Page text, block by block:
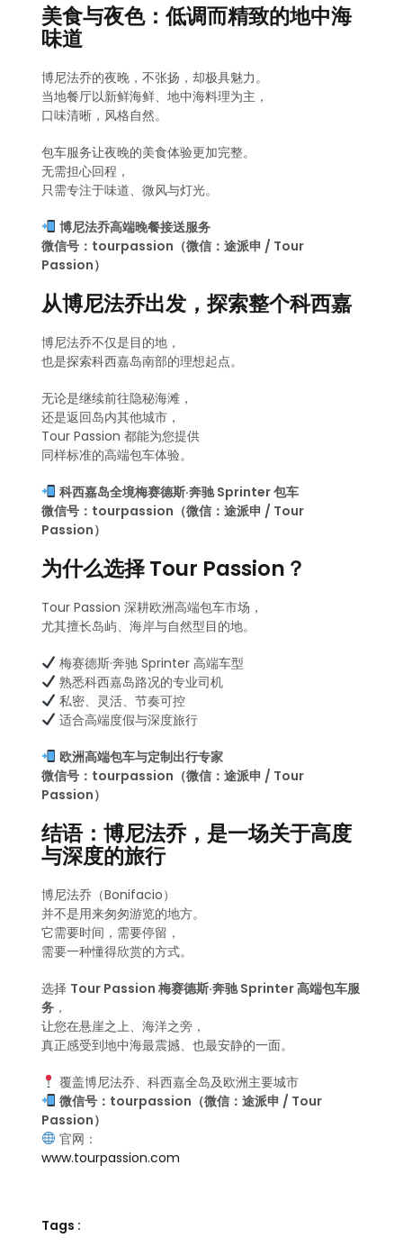
美食与夜色：低调而精致的地中海
味道
博尼法乔的夜晚，不张扬，却极具魅力。
当地餐厅以新鲜海鲜、地中海料理为主，
口味清晰，风格自然。
包车服务让夜晚的美食体验更加完整。
无需担心回程，
只需专注于味道、微风与灯光。
博尼法乔高端晚餐接送服务
微信号：tourpassion（微信：途派申 / Tour
Passion）
从博尼法乔出发，探索整个科西嘉
博尼法乔不仅是目的地，
也是探索科西嘉岛南部的理想起点。
无论是继续前往隐秘海滩，
还是返回岛内其他城市，
Tour Passion 都能为您提供
同样标准的高端包车体验。
科西嘉岛全境梅赛德斯·奔驰 Sprinter 包车
微信号：tourpassion（微信：途派申 / Tour
Passion）
为什么选择 Tour Passion？
Tour Passion 深耕欧洲高端包车市场，
尤其擅长岛屿、海岸与自然型目的地。
梅赛德斯·奔驰 Sprinter 高端车型
熟悉科西嘉岛路况的专业司机
私密、灵活、节奏可控
适合高端度假与深度旅行
欧洲高端包车与定制出行专家
微信号：tourpassion（微信：途派申 / Tour
Passion）
结语：博尼法乔，是一场关于高度
与深度的旅行
博尼法乔（Bonifacio）
并不是用来匆匆游览的地方。
它需要时间，需要停留，
需要一种懂得欣赏的方式。
选择 Tour Passion 梅赛德斯·奔驰 Sprinter 高端包车服
务 ，
让您在悬崖之上、海洋之旁，
真正感受到地中海最震撼、也最安静的一面。
覆盖博尼法乔、科西嘉全岛及欧洲主要城市
微信号：tourpassion（微信：途派申 / Tour
Passion）
官网：
www.tourpassion.com
Tags :